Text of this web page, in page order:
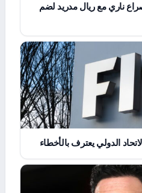
ناري مع ريال مدريد لضم
الدولي يعترف بالأخطاء